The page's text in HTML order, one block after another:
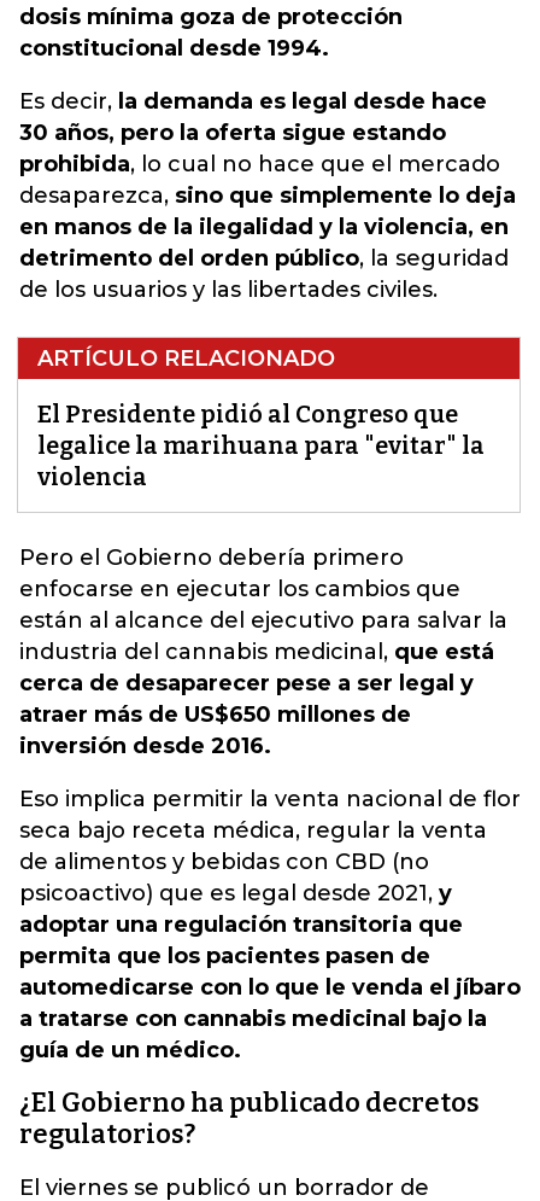
dosis mínima goza de protección
constitucional desde 1994.
Es decir, la demanda es legal desde hace
30 años, pero la oferta sigue estando
prohibida, lo cual no hace que el mercado
desaparezca, sino que simplemente lo deja
en manos de la ilegalidad y la violencia, en
detrimento del orden público, la seguridad
de los usuarios y las libertades civiles.
ARTÍCULO RELACIONADO
El Presidente pidió al Congreso que
legalice la marihuana para "evitar" la
violencia
Pero el Gobierno debería primero
enfocarse en ejecutar los cambios que
están al alcance del ejecutivo para salvar la
industria del cannabis medicinal, que está
cerca de desaparecer pese a ser legal y
atraer más de US$650 millones de
inversión desde 2016.
Eso implica permitir la venta nacional de flor
seca bajo receta médica, regular la venta
de alimentos y bebidas con CBD (no
psicoactivo) que es legal desde 2021, y
adoptar una regulación transitoria que
permita que los pacientes pasen de
automedicarse con lo que le venda el jíbaro
a tratarse con cannabis medicinal bajo la
guía de un médico.
¿El Gobierno ha publicado decretos
regulatorios?
El viernes se publicó un borrador de